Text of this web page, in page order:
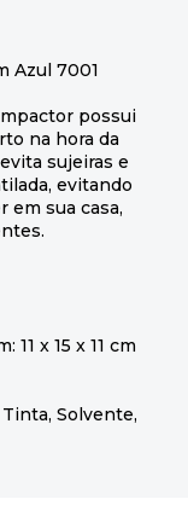
Azul 7001
possui
na hora da
sujeiras e
evitando
em sua casa,
x 15 x 11 cm
Solvente,